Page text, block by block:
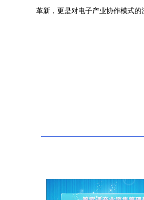
革新，更是对电子产业协作模式的